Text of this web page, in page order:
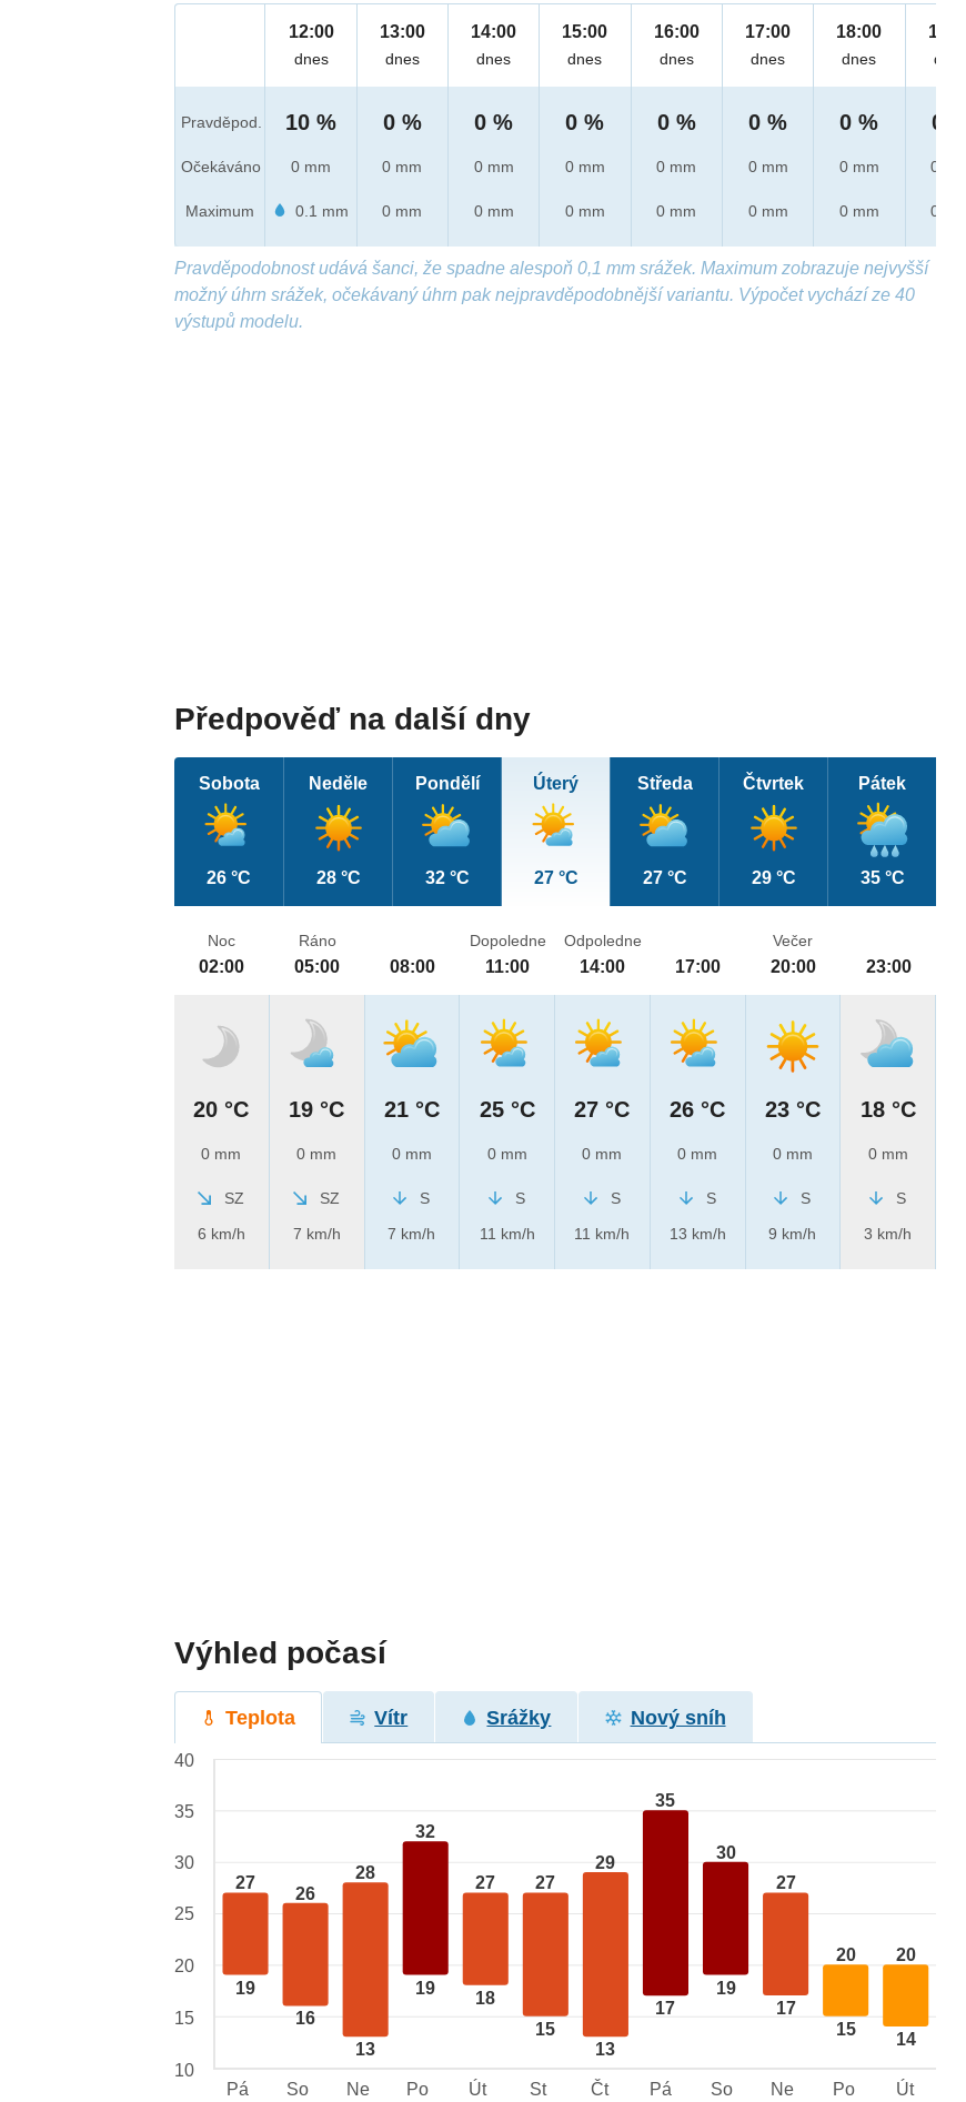
Pravděpod.
Očekáváno
Maximum
12:00
dnes
10 %
0 mm
0.1 mm
13:00
dnes
0 %
0 mm
0 mm
14:00
dnes
0 %
0 mm
0 mm
15:00
dnes
0 %
0 mm
0 mm
16:00
dnes
0 %
0 mm
0 mm
17:00
dnes
0 %
0 mm
0 mm
18:00
dnes
0 %
0 mm
0 mm
19:00
dnes
0 %
0 mm
0 mm
Pravděpodobnost udává šanci, že spadne alespoň 0,1 mm srážek. Maximum zobrazuje nejvyšší
možný úhrn srážek, očekávaný úhrn pak nejpravděpodobnější variantu. Výpočet vychází ze 40
výstupů modelu.
Předpověď na další dny
Sobota
26 °C
Neděle
28 °C
Pondělí
32 °C
Úterý
27 °C
Středa
27 °C
Čtvrtek
29 °C
Pátek
35 °C
Noc
02:00
20 °C
0 mm
SZ
6 km/h
Ráno
05:00
19 °C
0 mm
SZ
7 km/h
08:00
21 °C
0 mm
S
7 km/h
Dopoledne
11:00
25 °C
0 mm
S
11 km/h
Odpoledne
14:00
27 °C
0 mm
S
11 km/h
17:00
26 °C
0 mm
S
13 km/h
Večer
20:00
23 °C
0 mm
S
9 km/h
23:00
18 °C
0 mm
S
3 km/h
Výhled počasí
Teplota Vítr Srážky Nový sníh
27
19
26
16
28
13
32
19
27
18
27
15
29
13
35
17
30
19
27
17
20
15
20
14
40
35
30
25
20
15
10
Pá
So Ne Po Út St Čt Pá So Ne Po Út